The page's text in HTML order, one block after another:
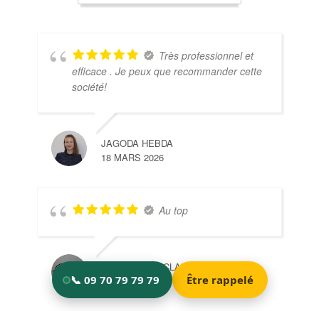
Très professionnel et
efficace . Je peux que recommander cette
société!
JAGODA HEBDA
18 MARS 2026
Au top
JULIAN GROSCLAUDE
18 MARS 2026